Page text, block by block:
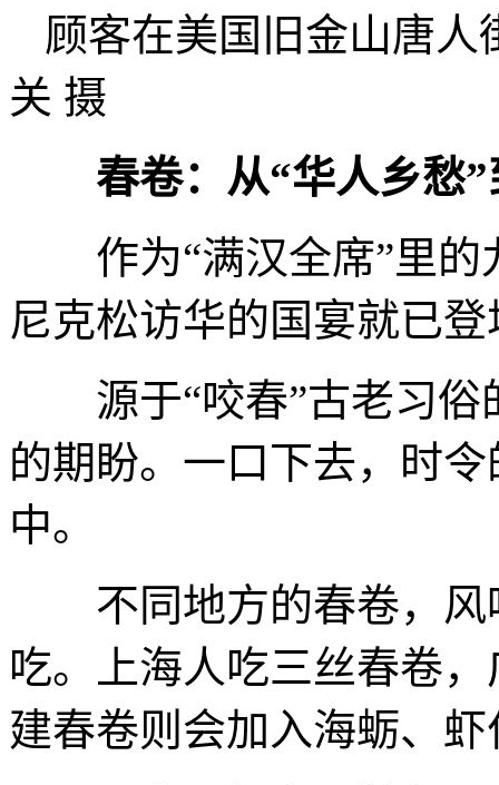
顾客在美国旧金山唐人
关 摄
春卷：从“华人乡愁
作为“满汉全席”里的
尼克松访华的国宴就已登
源于“咬春”古老习俗
的期盼。一口下去，时
中。
不同地方的春卷，风
吃。上海人吃三丝春卷
建春卷则会加入海蛎、